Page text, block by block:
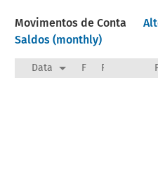
Movimentos de Conta
Saldos (monthly)
Data F Payee/